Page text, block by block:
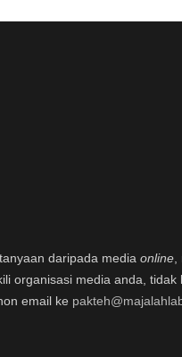
daripada media online
organisasi media anda, tidak
email ke